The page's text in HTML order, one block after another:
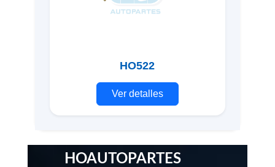
HO522
Ver detalles
HOAUTOPARTES